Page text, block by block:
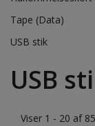
Tape (Data)
USB stik
USB
Viser 1 - 20 af 85